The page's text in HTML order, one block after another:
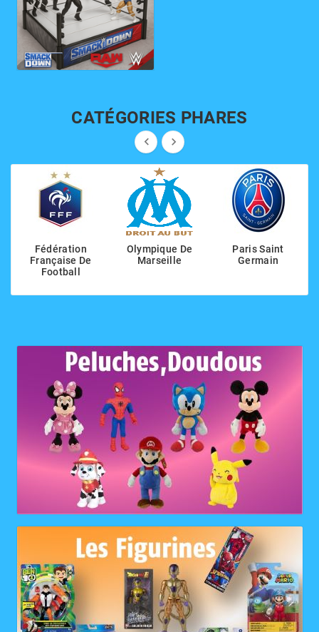
CATÉGORIES PHARES
 
Fédération
Française De
Football
Olympique De
Marseille
Paris Saint
Germain